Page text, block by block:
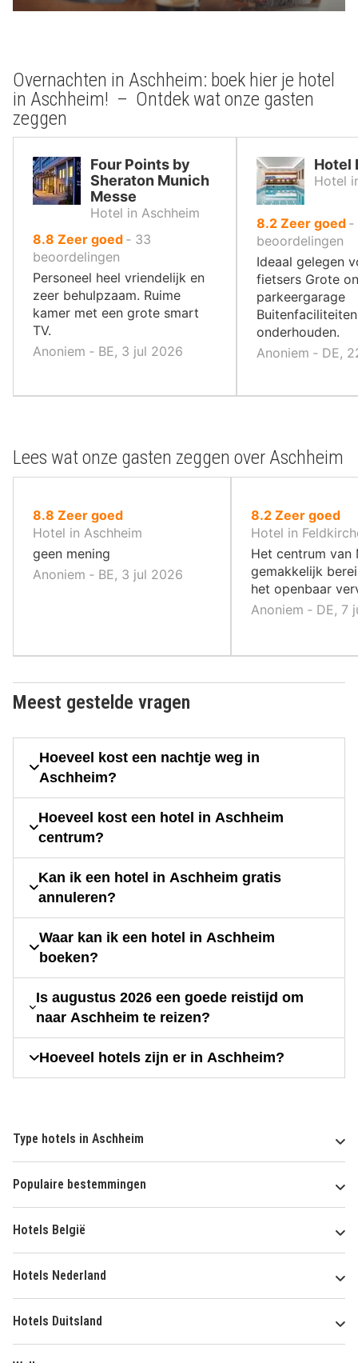
Overnachten in Aschheim: boek hier je hotel
in Aschheim! – Ontdek wat onze gasten
zeggen
Four Points by
Sheraton Munich
Messe
Hotel in Aschheim
8.8 uit
10
,
Zeer goed ‐ 33
beoordelingen
Personeel heel vriendelijk en
zeer behulpzaam. Ruime
kamer met een grote smart
TV.
Anoniem ‐ BE, 3 jul 2026
Hotel
Hotel
8.2uit
10
,
Zeer goed ‐
beoordelingen
Ideaal gelegen
fietsers Grote
parkeergarage
onderhouden.
Anoniem ‐ DE,
Lees wat onze gasten zeggen over Aschheim
8.8 uit
10
,
Zeer goed
Hotel in Aschheim
geen mening
Anoniem ‐ BE, 3 jul 2026
8.2uit
10
,
Zeer goed
Hotel in
Het centrum van
gemakkelijk
het openbaar
Anoniem ‐ DE, 7
Meest gestelde vragen
Hoeveel kost een nachtje weg in
Aschheim?
Hoeveel kost een hotel in Aschheim
centrum?
Kan ik een hotel in Aschheim gratis
annuleren?
Waar kan ik een hotel in Aschheim
boeken?
Is augustus 2026 een goede reistijd om
naar Aschheim te reizen?
Hoeveel hotels zijn er in Aschheim?
Type hotels in Aschheim
Populaire bestemmingen
Hotels België
Hotels Nederland
Hotels Duitsland